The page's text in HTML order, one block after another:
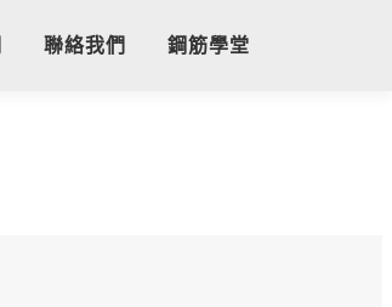
聯絡我們 鋼筋學堂